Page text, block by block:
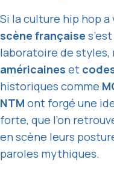
Si la culture hip hop a
scène française
laboratoire de styles,
américaines et
historiques comme
NTM ont forgé une
forte, que l’on
en scène leurs
paroles mythiques.